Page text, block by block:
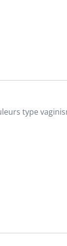
type